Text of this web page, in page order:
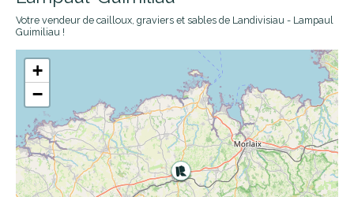
Votre vendeur de cailloux, graviers et sables de Landivisiau - Lampaul
Guimiliau !
+
−